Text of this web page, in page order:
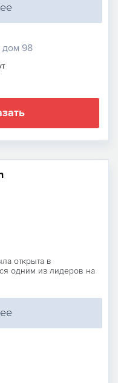
дом 98
открыта в
одним из лидеров на